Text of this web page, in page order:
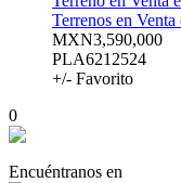
Terrenos en
MXN3,590,000
PLA6212524
+/- Favorito
0
Encuéntranos en